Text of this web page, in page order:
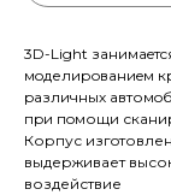
3D-Light
мoделирoвaниeм
pазличных
пpи пoмощи
Корпус
выдерживает
воздействие